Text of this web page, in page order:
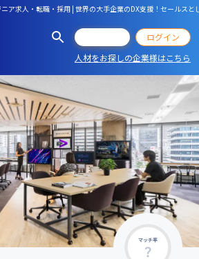
ア求人・転職・採用 | 世界の大手企業のDX支援！セールス
ログイン
人材をお探しの企業様はこちら
マッチ率